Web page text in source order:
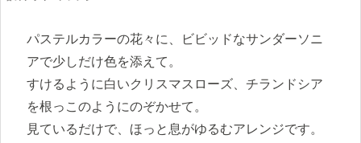
パステルカラーの花々に、ビビッドなサンダーソニ
アで少しだけ色を添えて。
すけるように白いクリスマスローズ、チランドシア
を根っこのようにのぞかせて。
見ているだけで、ほっと息がゆるむアレンジです。